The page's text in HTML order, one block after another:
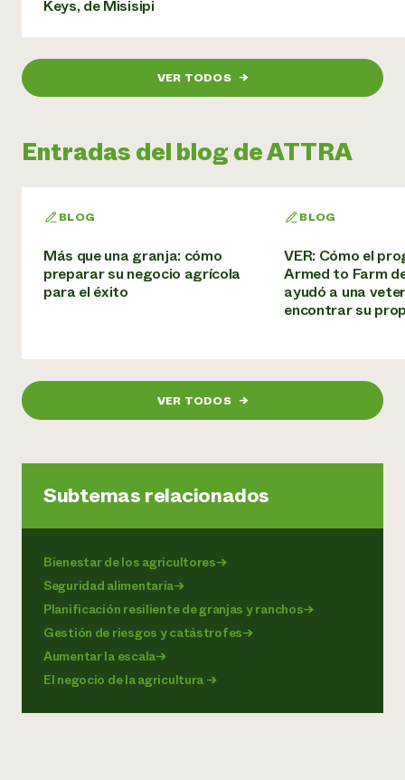
Keys, de Misisipi
VER TODOS →
Entradas del blog de ATTRA
BLOG
Más que una granja: cómo
preparar su negocio agrícola
para el éxito
BLOG
VER: Cómo el
Armed to Farm
ayudó a una
encontrar su
VER TODOS →
Subtemas relacionados
Bienestar de los agricultores→
Seguridad alimentaria→
Planificación resiliente de granjas y ranchos→
Gestión de riesgos y catástrofes→
Aumentar la escala→
El negocio de la agricultura →